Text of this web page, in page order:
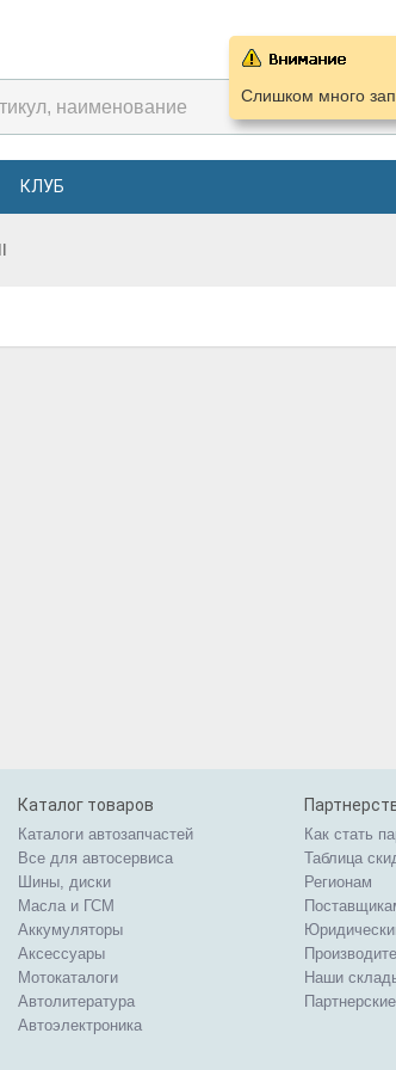
КЛУБ
Слишком много
Каталог товаров
Каталоги автозапчастей
Все для автосервиса
Шины, диски
Масла и ГСМ
Аккумуляторы
Аксессуары
Мотокаталоги
Автолитература
Автоэлектроника
Как стать
Таблица
Регионам
Наши